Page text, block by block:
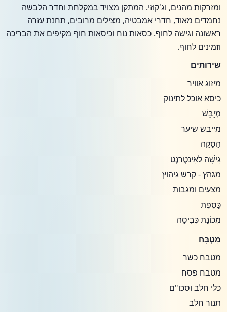
ומזרקות מהנים, וג'קוזי. המתקן מצויד במקלחת וחדר הלבשה
נחמדים מאוד, חדרי אמבטיה, מצילים מרובים, תחנת עזרה
ראשונה וגישה לחוף. כסאות נוח וכיסאות חוף מקיפים את הבריכה
וזמינים לחוף.
שירותים
מיזוג אוויר
כיסא אוכל לתינוק
מְיַבֵּשׁ
מייבש שיער
הַסָקָה
גִישָׁה לַאִינטֶרנֶט
מגהץ - קרש גיהוץ
מצעים ומגבות
כַּסֶפֶת
מְכוֹנַת כְּבִיסָה
מִטְבָּח
מטבח כשר
מטבח פסח
כלי חלב וסכו"ם
תנור חלב